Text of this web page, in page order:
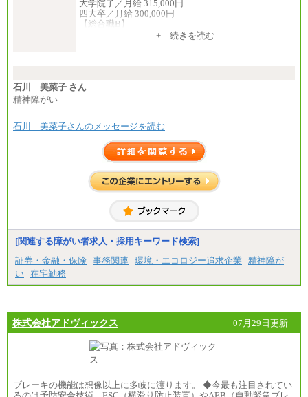
大学院了／月給 315,000円
四大卒／月給 300,000円
【総合職B】
大学院了／月給 282,000円+ 続きを読む
石川 美菜子 さん
精神障がい
石川 美菜子さんのメッセージを読む
[関連する障がい者求人・採用キーワード検索]
証券・金融・保険 事務関連 環境・エコロジー追求企業
精神障が
い 在宅勤務
株式会社アドヴィックス 07月29日更新
ブレーキの機能は想像以上に多岐に渡ります。 ◆今最も注目されてい